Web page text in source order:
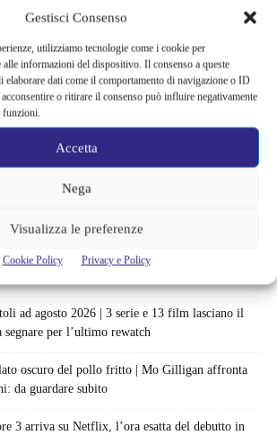
Gestisci Consenso
utilizziamo tecnologie come i cookie per
alle informazioni del dispositivo. Il consenso a queste
elaborare dati come il comportamento di navigazione o ID
o ritirare il consenso può influire negativamente
funzioni.
Accetta
Nega
Visualizza le preferenze
Cookie Policy Privacy e Policy
personaggi di Spider-Man, nessun nuovo
ad agosto 2026 | 3 serie e 13 film lasciano il
segnare per l’ultimo rewatch
oscuro del pollo fritto | Mo Gilligan affronta
da guardare subito
3 arriva su Netflix, l’ora esatta del debutto in